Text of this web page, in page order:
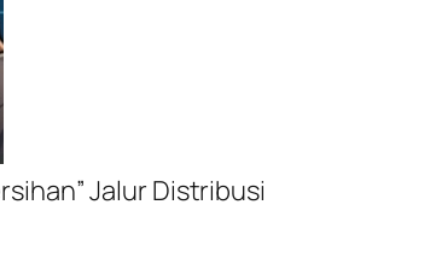
Jalur Distribusi